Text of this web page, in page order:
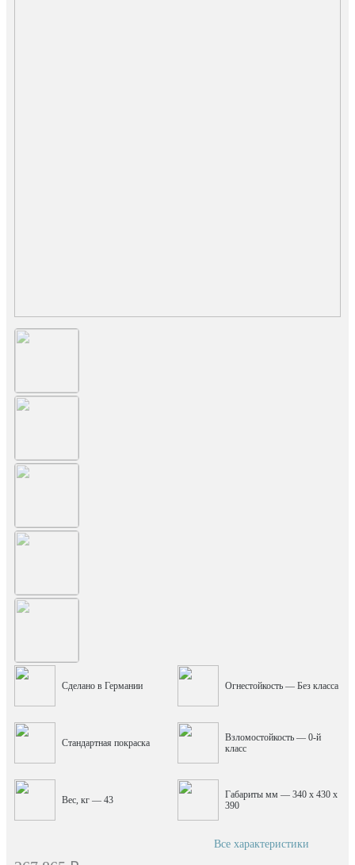
Сделано в Германии Огнестойкость — Без класса
Стандартная покраска
Взломостойкость — 0-й
класс
Вес, кг — 43
Габариты мм — 340 x 430 x
390
Все характеристики